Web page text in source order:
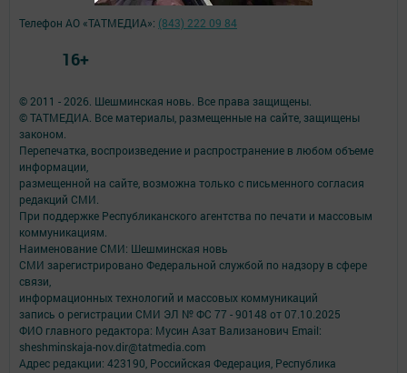
© 2011 - 2026. Шешминская новь. Все права защищены.
© ТАТМЕДИА. Все материалы, размещенные на сайте, защищены
законом.
Перепечатка, воспроизведение и распространение в любом объеме
информации,
размещенной на сайте, возможна только с письменного согласия
редакций СМИ.
При поддержке Республиканского агентства по печати и массовым
коммуникациям.
Наименование СМИ: Шешминская новь
СМИ зарегистрировано Федеральной службой по надзору в сфере
связи,
информационных технологий и массовых коммуникаций
запись о регистрации СМИ ЭЛ № ФС 77 - 90148 от 07.10.2025
ФИО главного редактора: Мусин Азат Вализанович Email:
sheshminskaja-nov.dir@tatmedia.com
Адрес редакции: 423190, Российская Федерация, Республика
Телефон АО «ТАТМЕДИА»: (843) 222 09 84
16+